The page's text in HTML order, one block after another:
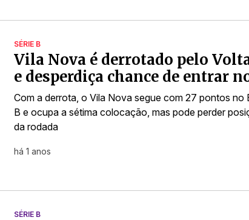
SÉRIE B
Vila Nova é derrotado pelo
e desperdiça chance de entrar
Com a derrota, o Vila Nova segue com 27 pontos no
B e ocupa a sétima colocação, mas pode perder
da rodada
há 1 anos
SÉRIE B